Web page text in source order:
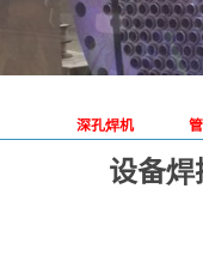
深孔焊机
设备